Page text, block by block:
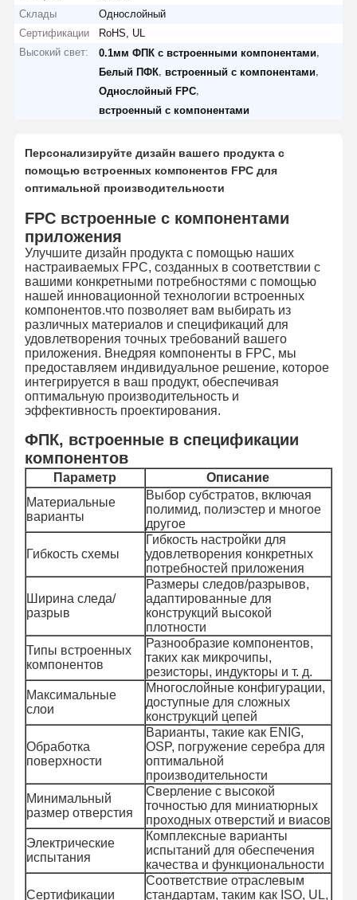
Домой Продукты Видеозаписи О Нас
Склады
Однослойный
Сертификации
RoHS, UL
Высокий свет:
0.1мм ФПК с встроенными компонентами
Белый ПФК встроенный с компонентами
Однослойный FPC
встроенный с компонентами
Персонализируйте дизайн вашего продукта с
помощью встроенных компонентов FPC для
оптимальной производительности
FPC встроенные с компонентами
приложения
Улучшите дизайн продукта с помощью наших
настраиваемых FPC, созданных в соответствии с
вашими конкретными потребностями с помощью
нашей инновационной технологии встроенных
компонентов.что позволяет вам выбирать из
различных материалов и спецификаций для
удовлетворения точных требований вашего
приложения. Внедряя компоненты в FPC, мы
предоставляем индивидуальное решение, которое
интегрируется в ваш продукт, обеспечивая
оптимальную производительность и
эффективность проектирования.
ФПК, встроенные в спецификации
компонентов
Параметр
Описание
Материальные
варианты
Выбор субстратов, включая
полимид, полиэстер и многое
другое
Гибкость схемы
Гибкость настройки для
удовлетворения конкретных
потребностей приложения
Ширина следа/
разрыв
Размеры следов/разрывов,
адаптированные для
конструкций высокой
плотности
Типы встроенных
компонентов
Разнообразие компонентов,
таких как микрочипы,
резисторы, индукторы и т. д.
Максимальные
слои
Многослойные конфигурации,
доступные для сложных
конструкций цепей
Обработка
поверхности
Варианты, такие как ENIG,
OSP, погружение серебра для
оптимальной
производительности
Минимальный
размер отверстия
Сверление с высокой
точностью для миниатюрных
проходных отверстий и виасов
Электрические
испытания
Комплексные варианты
испытаний для обеспечения
качества и функциональности
Сертификации
Соответствие отраслевым
стандартам, таким как ISO, UL,